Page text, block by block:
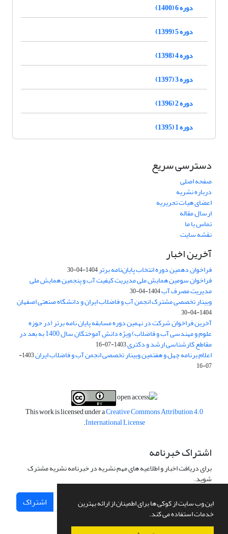
این وب سایت از کوکی ها برای اطمینان از ارائه بهترین
خدمات استفاده می کند.
دوره 6 (1400)
دوره 5 (1399)
دوره 4 (1398)
دوره 3 (1397)
دوره 2 (1396)
دوره 1 (1395)
دسترسی سریع
صفحه اصلی
درباره نشریه
اعضای هیات تحریریه
ارسال مقاله
تماس با ما
نقشه سایت
آخرین اخبار
فراخوان دهمین دوره انتخاب پایان‌نامه برتر1404-04-30
فراخوان سومین همایش ملی مدیریت کیفیت آب و پنجمین همایش ملی
مدیریت مصرف آب1404-04-30
وبینار تخصصی مشترک انجمن آب و فاضلاب ایران و دانشگاه صنعتی اصفهان
1404-04-30
آخرین فراخوان شرکت در نهمین دوره مسابقه پایان نامه برتر (در حوزه
علوم و مهندسی آب و فاضلاب) ویژه دانش آموختگان سال 1400 به بعد در
مقاطع کارشناسی ارشد و دکتری1403-07-16
اعلام برنامه چهل و هفتمین وبینار تخصصی انجمن آب و فاضلاب ایران
1403-
07-16
This work is licensed under aCreative Commons Attribution 4.0
International License
.
اشتراک خبرنامه
برای دریافت اخبار و اطلاعیه های مهم نشریه در خبرنامه نشریه مشترک
شوید.
اشتراک